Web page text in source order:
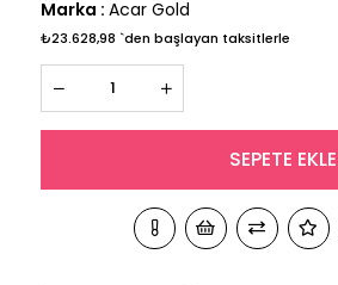
Marka : Acar Gold
₺23.628,98 `den başlayan taksitlerle